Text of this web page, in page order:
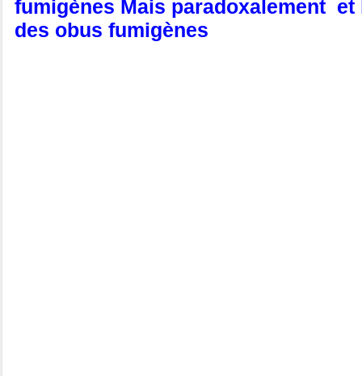
fumigènes Mais paradoxalement
des obus fumigènes